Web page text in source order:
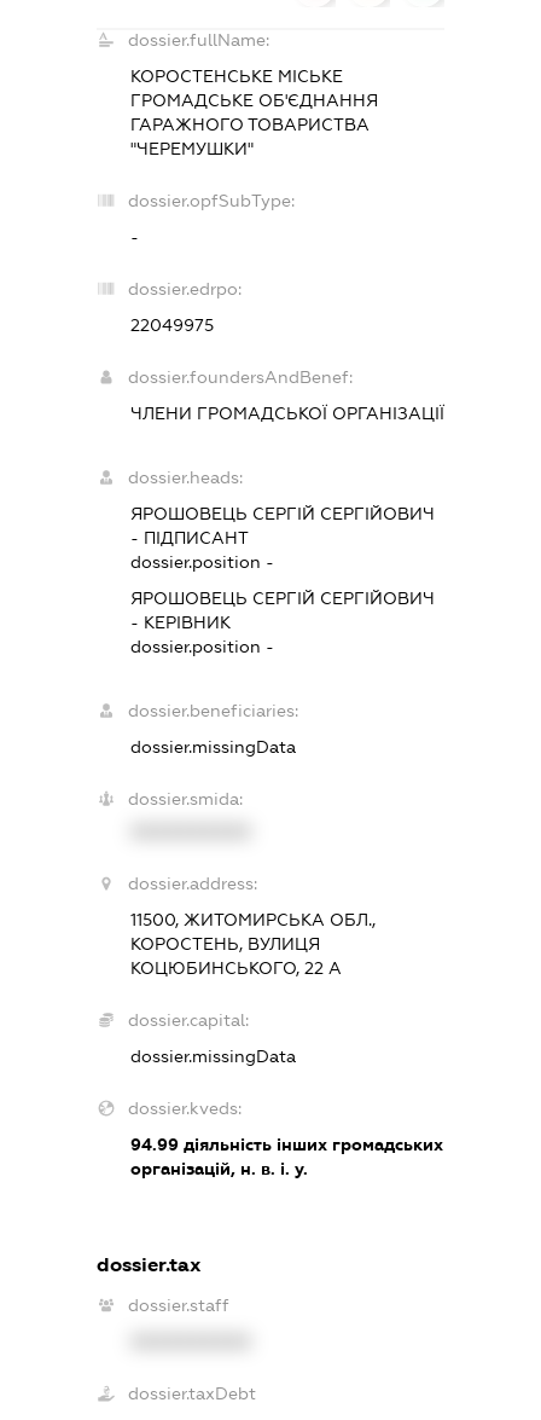
dossier.fullName:
КОРОСТЕНСЬКЕ МІСЬКЕ
ГРОМАДСЬКЕ ОБ'ЄДНАННЯ
ГАРАЖНОГО ТОВАРИСТВА
"ЧЕРЕМУШКИ"
dossier.opfSubType:
-
dossier.edrpo:
22049975
dossier.foundersAndBenef:
ЧЛЕНИ ГРОМАДСЬКОЇ ОРГАНІЗАЦІЇ
dossier.heads:
ЯРОШОВЕЦЬ СЕРГІЙ СЕРГІЙОВИЧ
- ПІДПИСАНТ
dossier.position -
ЯРОШОВЕЦЬ СЕРГІЙ СЕРГІЙОВИЧ
- КЕРІВНИК
dossier.position -
dossier.beneficiaries:
dossier.missingData
dossier.smida:
dossier.address:
11500, ЖИТОМИРСЬКА ОБЛ.,
КОРОСТЕНЬ, ВУЛИЦЯ
КОЦЮБИНСЬКОГО, 22 А
dossier.capital:
dossier.missingData
dossier.kveds:
94.99діяльність інших громадських
організацій, н. в. і. у.
dossier.tax
dossier.staff
dossier.taxDebt